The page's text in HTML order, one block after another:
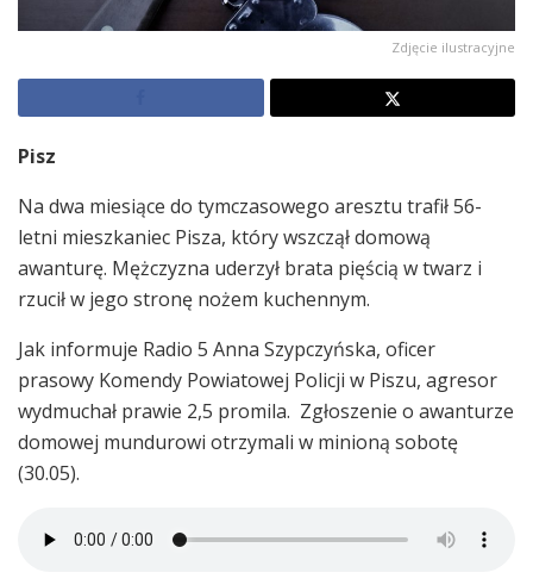
Zdjęcie ilustracyjne
Pisz
Na dwa miesiące do tymczasowego aresztu trafił 56-
letni mieszkaniec Pisza, który wszczął domową
awanturę. Mężczyzna uderzył brata pięścią w twarz i
rzucił w jego stronę nożem kuchennym.
Jak informuje Radio 5 Anna Szypczyńska, oficer
prasowy Komendy Powiatowej Policji w Piszu, agresor
wydmuchał prawie 2,5 promila. Zgłoszenie o awanturze
domowej mundurowi otrzymali w minioną sobotę
(30.05).